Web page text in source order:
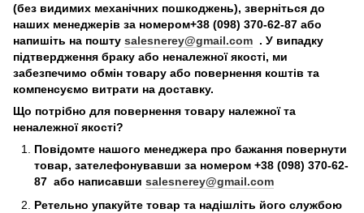
(без видимих механічних пошкоджень), зверніться до
наших менеджерів за номером+38 (098) 370-62-87 або
напишіть на пошту salesnerey@gmail.com . У випадку
підтвердження браку або неналежної якості, ми
забезпечимо обмін товару або повернення коштів та
компенсуємо витрати на доставку.
Що потрібно для повернення товару належної та
неналежної якості?
Повідомте нашого менеджера про бажання повернути
товар, зателефонувавши за номером +38 (098) 370-62-
87 або написавши salesnerey@gmail.com
Ретельно упакуйте товар та надішліть його службою